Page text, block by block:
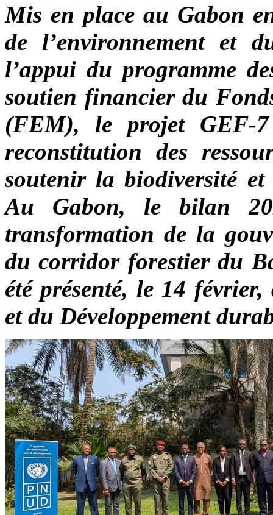
Mis en place au Gabon
de l’environnement et
l’appui du programme
soutien financier du
(FEM), le projet GEF-
reconstitution des
soutenir la biodiversité
Au Gabon, le bilan
transformation de la
du corridor forestier du
été présenté, le 14
et du Développement